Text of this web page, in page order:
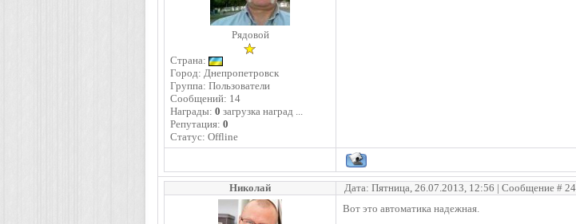
Рядовой
Страна:
Город: Днепропетровск
Группа: Пользователи
Сообщений: 14
Награды: 0 загрузка наград ...
Репутация: 0
Статус: Offline
Николай Дата: Пятница, 26.07.2013, 12:56 | Сообщение # 24
Вот это автоматика надежная.